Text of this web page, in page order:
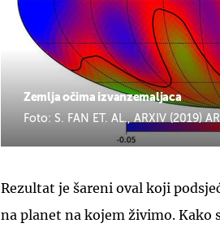
Zemlja očima izvanzemaljaca
Foto: S. FAN ET. AL., ARXIV (2019)
Rezultat je šareni oval koji
na planet na kojem živimo. Kako